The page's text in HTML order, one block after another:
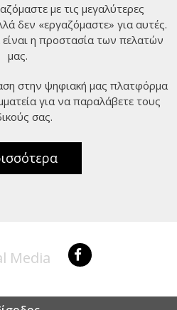
με τις μεγαλύτερες
δεν «εργαζόμαστε» για αυτές.
η προστασία των πελατών
μας.
στην ψηφιακή μας πλατφόρμα
για να παραλάβετε τους
σας.
Media